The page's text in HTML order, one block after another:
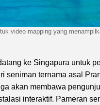
video mapping yang
ke Singapura untuk
seniman ternama asal
akan membawa
interaktif. Pameran